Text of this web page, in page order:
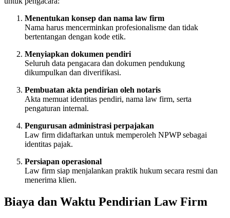
Menentukan konsep dan nama law firm
Nama harus mencerminkan profesionalisme dan tidak
bertentangan dengan kode etik.
Menyiapkan dokumen pendiri
Seluruh data pengacara dan dokumen pendukung
dikumpulkan dan diverifikasi.
Pembuatan akta pendirian oleh notaris
Akta memuat identitas pendiri, nama law firm, serta
pengaturan internal.
Pengurusan administrasi perpajakan
Law firm didaftarkan untuk memperoleh NPWP sebagai
identitas pajak.
Persiapan operasional
Law firm siap menjalankan praktik hukum secara resmi dan
menerima klien.
Biaya dan Waktu Pendirian Law Firm